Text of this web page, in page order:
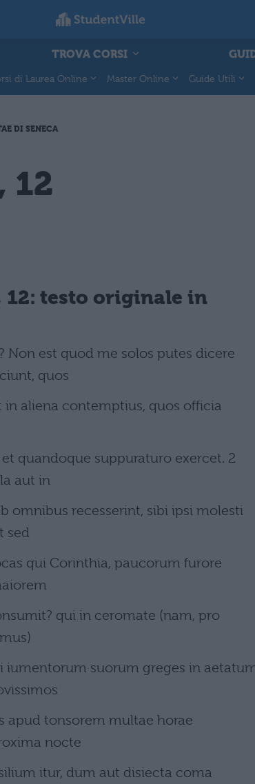
TROVA CORSI
di Laurea Online Master Online Guide Utili
DI SENECA
12
12: testo originale in
Non est quod me solos putes dicere
quos
in aliena contemptius, quos officia
quandoque suppuraturo exercet. 2
aut in
omnibus recesserint, sibi ipsi molesti
sed
qui Corinthia, paucorum furore
qui in ceromate (nam, pro
iumentorum suorum greges in
apud tonsorem multae horae
nocte
itur, dum aut disiecta coma